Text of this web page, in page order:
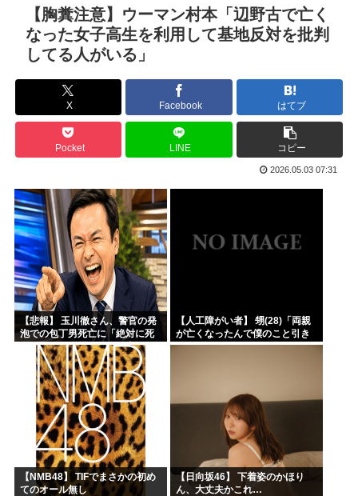
トランプ「結局のところ(次期大統領選で)私たちはJ.D....
韓国人「悲報：サッカー協会の審判への性接待が事実の場合、...
「おっさんの自堕落な生活を美少女にやらせるアニメ」、増え...
韓国、サッカーW杯予選で審判を性接待して買収していたこと...
ジョジョのシーザー「やってない犯罪は殺人だけです。」←こ...
韓国人「竹田恒泰とか36親等を養子に迎えるなら天皇の血を...
結局「SPY×FAMILY」は何が悪かったのか
韓国サッカー協会、外国人審判員数十人に性的接待。羨ま死刑
韓国人「韓国サッカー協会が行った国際試合の性的接待の全容...
【超画像 】週刊少年ジャンプ、世代交代に失敗
外国人「2002年W杯は?」韓国サッカーに衝撃的不祥事！...
海外「日本なんて行くんじゃなかった…」 日本を知ってしま...
【胸糞注意】ウーマン村本「辺野古で亡く
なった女子高生を利用して基地反対を批判
してる人がいる」
X Facebook はてブ
Pocket LINE コピー
2026.05.03 07:31
【悲報】 玉川徹さん、警官の発
泡での包丁男死亡に「絶対に死
刑にならない罪なのに警察が死
刑にした！」 → 元警官のマジレ
スがコチラ → ………
【人工障がい者】 甥(28)「両親
が亡くなったんで僕のこと引き
取ってほしいんですけど！」な
【NMB48】 TIFでまさかの初め
てのオール無し
【日向坂46】 下着姿のかほり
ん、大丈夫かこれ…